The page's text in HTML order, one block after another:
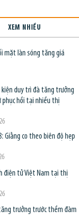
XEM NHIỀU
mặt làn sóng tăng giá
duy trì đà tăng trưởng
hồi tại nhiều thị
co theo biên độ hẹp
điện tử Việt Nam tại thị
trưởng trước thềm đàm